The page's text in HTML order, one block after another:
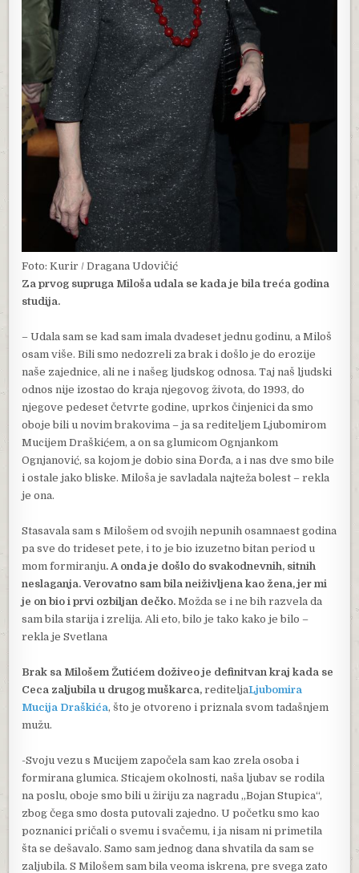
Foto: Kurir / Dragana Udovičić
Za prvog supruga Miloša udala se kada je bila treća godina
studija.
– Udala sam se kad sam imala dvadeset jednu godinu, a Miloš
osam više. Bili smo nedozreli za brak i došlo je do erozije
naše zajednice, ali ne i našeg ljudskog odnosa. Taj naš ljudski
odnos nije izostao do kraja njegovog života, do 1993, do
njegove pedeset četvrte godine, uprkos činjenici da smo
oboje bili u novim brakovima – ja sa rediteljem Ljubomirom
Mucijem Draškićem, a on sa glumicom Ognjankom
Ognjanović, sa kojom je dobio sina Đorđa, a i nas dve smo bile
i ostale jako bliske. Miloša je savladala najteža bolest – rekla
je ona.
Stasavala sam s Milošem od svojih nepunih osamnaest godina
pa sve do trideset pete, i to je bio izuzetno bitan period u
mom formiranju. A onda je došlo do svakodnevnih, sitnih
neslaganja. Verovatno sam bila neiživljena kao žena, jer mi
je on bio i prvi ozbiljan dečko.Možda se i ne bih razvela da
sam bila starija i zrelija. Ali eto, bilo je tako kako je bilo –
rekla je Svetlana
Brak sa Milošem Žutićem doživeo je definitvan kraj kada se
Ceca zaljubila u drugog muškarca, rediteljaLjubomira
Mucija Draškića, što je otvoreno i priznala svom tadašnjem
mužu.
-Svoju vezu s Mucijem započela sam kao zrela osoba i
formirana glumica. Sticajem okolnosti, naša ljubav se rodila
na poslu, oboje smo bili u žiriju za nagradu „Bojan Stupica“,
zbog čega smo dosta putovali zajedno. U početku smo kao
poznanici pričali o svemu i svačemu, i ja nisam ni primetila
šta se dešavalo. Samo sam jednog dana shvatila da sam se
zaljubila. S Milošem sam bila veoma iskrena, pre svega zato